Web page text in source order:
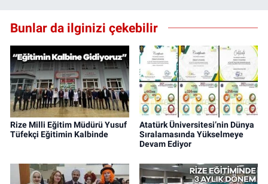
Bunlar da ilginizi çekebilir
Rize Milli Eğitim Müdürü Yusuf
Tüfekçi Eğitimin Kalbinde
Atatürk Üniversitesi’nin Dünya
Sıralamasında Yükselmeye
Devam Ediyor